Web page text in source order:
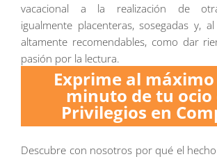
vacacional a la realización de
igualmente placenteras, sosegadas y,
altamente recomendables, como dar
pasión por la lectura.
Exprime al máximo
minuto de tu ocio
Privilegios en
Descubre con nosotros por qué el